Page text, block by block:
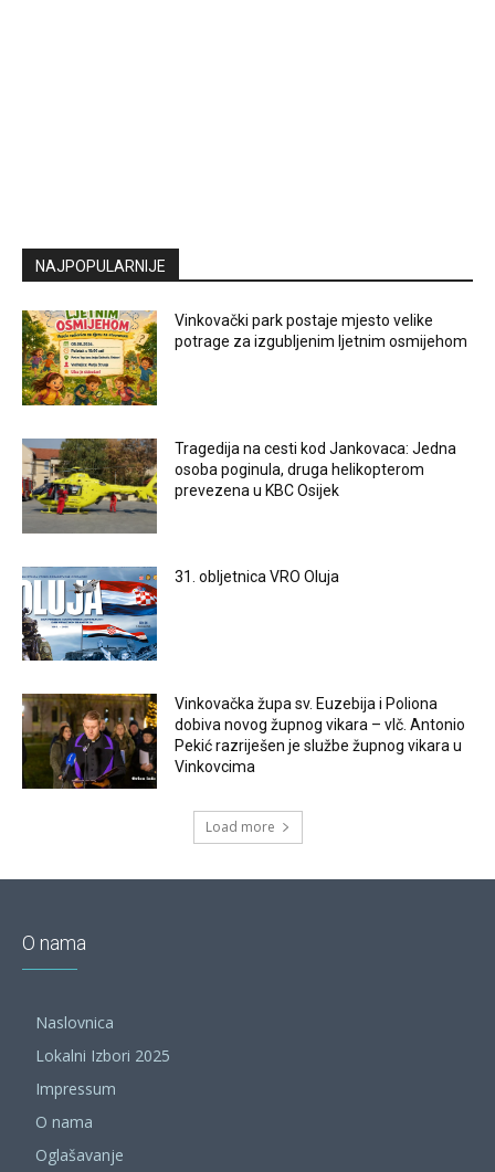
NAJPOPULARNIJE
Vinkovački park postaje mjesto velike
potrage za izgubljenim ljetnim osmijehom
Tragedija na cesti kod Jankovaca: Jedna
osoba poginula, druga helikopterom
prevezena u KBC Osijek
31. obljetnica VRO Oluja
Vinkovačka župa sv. Euzebija i Poliona
dobiva novog župnog vikara – vlč. Antonio
Pekić razriješen je službe župnog vikara u
Vinkovcima
Load more
O nama
Naslovnica
Lokalni Izbori 2025
Impressum
O nama
Oglašavanje